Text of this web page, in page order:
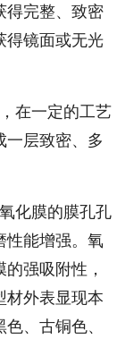
得完整、致密
得镜面或无光
在一定的工艺
一层致密、多
化膜的膜孔孔
性能增强。氧
强吸附性，
材外表显现本
、古铜色、